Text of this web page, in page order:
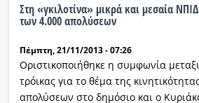
Στη «γκιλοτίνα» μικρά και μεσαία
των 4.000 απολύσεων
Πέμπτη, 21/11/2013 - 07:26
Οριστικοποιήθηκε η συμφωνία
τρόικας για το θέμα της
απολύσεων στο δημόσιο και ο